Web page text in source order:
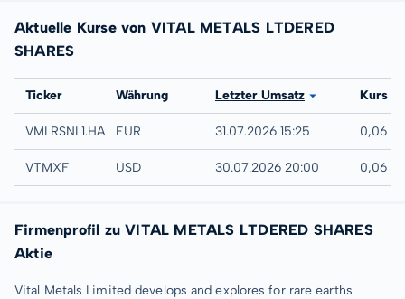
Aktuelle Kurse von VITAL METALS LTDERED
SHARES
Börse
Ticker Währung Letzter Umsatz Kurs
Hamburg
VMLRSNL1.HAMBEUR 31.07.2026 15:25 0,06
UTC
VTMXF USD 30.07.2026 20:00 0,06
Firmenprofil zu VITAL METALS LTDERED SHARES
Aktie
Vital Metals Limited develops and explores for rare earths